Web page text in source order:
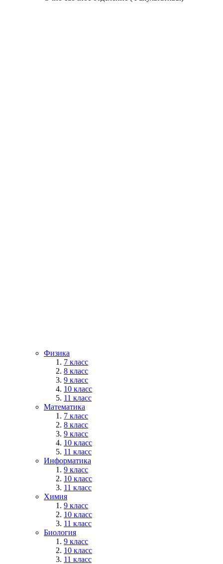
Физика
7 класс
8 класс
9 класс
10 класс
11 класс
Математика
7 класс
8 класс
9 класс
10 класс
11 класс
Информатика
9 класс
10 класс
11 класс
Химия
9 класс
10 класс
11 класс
Биология
9 класс
10 класс
11 класс